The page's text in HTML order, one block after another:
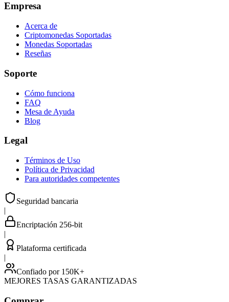
Empresa
Acerca de
Criptomonedas Soportadas
Monedas Soportadas
Reseñas
Soporte
Cómo funciona
FAQ
Mesa de Ayuda
Blog
Legal
Términos de Uso
Política de Privacidad
Para autoridades competentes
Seguridad bancaria
|
Encriptación 256-bit
|
Plataforma certificada
|
Confiado por 150K+
MEJORES TASAS GARANTIZADAS